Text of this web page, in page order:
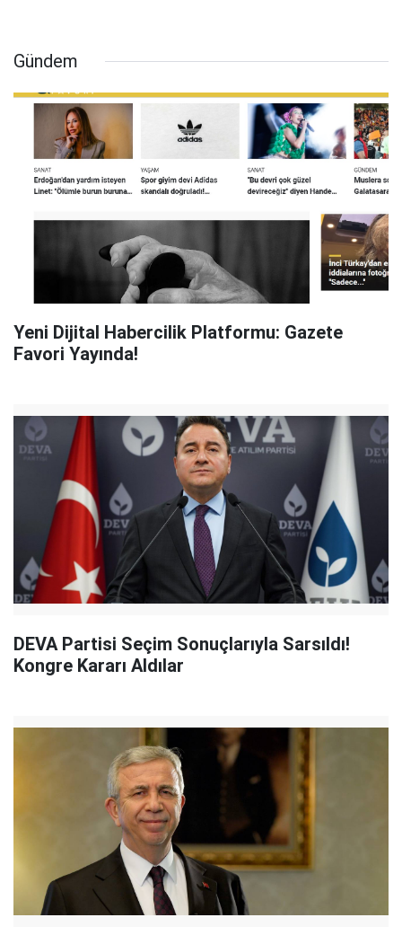
Gündem
Yeni Dijital Habercilik Platformu: Gazete
Favori Yayında!
DEVA Partisi Seçim Sonuçlarıyla Sarsıldı!
Kongre Kararı Aldılar